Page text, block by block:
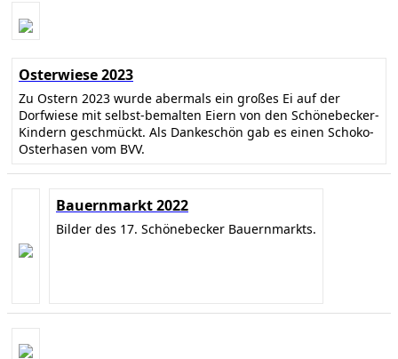
Osterwiese 2023
Zu Ostern 2023 wurde abermals ein großes Ei auf der
Dorfwiese mit selbst-bemalten Eiern von den Schönebecker-
Kindern geschmückt. Als Dankeschön gab es einen Schoko-
Osterhasen vom BVV.
Bauernmarkt 2022
Bilder des 17. Schönebecker Bauernmarkts.